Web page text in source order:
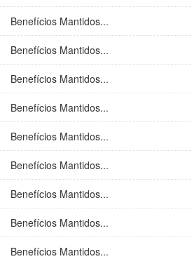
Benefícios Mantidos...
Benefícios Mantidos...
Benefícios Mantidos...
Benefícios Mantidos...
Benefícios Mantidos...
Benefícios Mantidos...
Benefícios Mantidos...
Benefícios Mantidos...
Benefícios Mantidos...